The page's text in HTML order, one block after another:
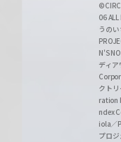
c
h
w
a
r
z
06
うの
N'S
ディ
クト
ration
ndex
iola／
プロジ